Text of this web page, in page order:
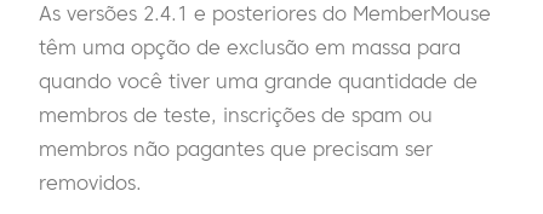
As versões 2.4.1 e posteriores do MemberMouse
têm uma opção de exclusão em massa para
quando você tiver uma grande quantidade de
membros de teste, inscrições de spam ou
membros não pagantes que precisam ser
removidos.